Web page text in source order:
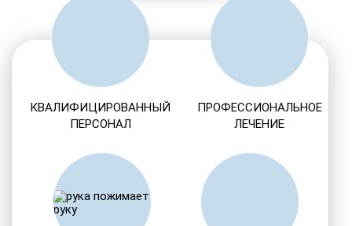
КВАЛИФИЦИРОВАННЫЙ
ПЕРСОНАЛ
ПРОФЕССИОНАЛЬНОЕ
ЛЕЧЕНИЕ